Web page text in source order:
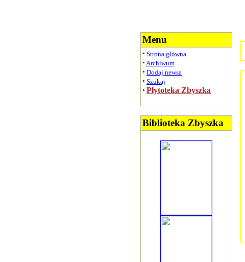
Menu
· Strona główna
· Archiwum
· Dodaj newsa
· Szukaj
· Płytoteka Zbyszka
Biblioteka Zbyszka